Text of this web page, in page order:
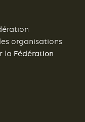
organisations
la Fédération